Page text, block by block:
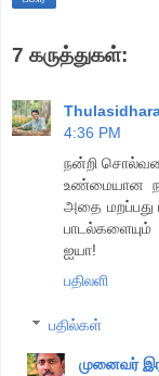
7 கருத்துகள்:
4:36 PM
நன்றி
உண்மையான
அதை மறப்பது
ஐயா!
பதிலளி
பதில்கள்
முனைவர்